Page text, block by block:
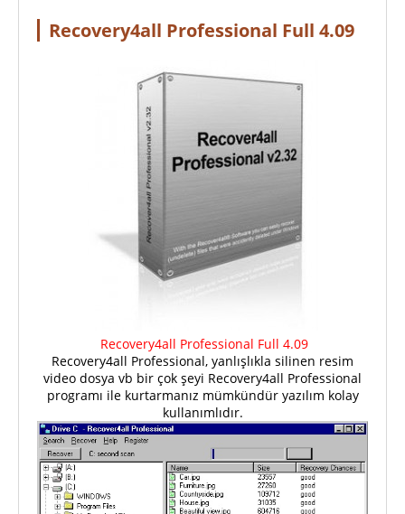
Recovery4all Professional Full 4.09
Recovery4all Professional Full 4.09
Recovery4all Professional, yanlışlıkla silinen resim
video dosya vb bir çok şeyi Recovery4all Professional
programı ile kurtarmanız mümkündür yazılım kolay
kullanımlıdır.